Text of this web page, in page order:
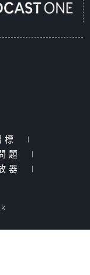
標
|
題
|
器
|